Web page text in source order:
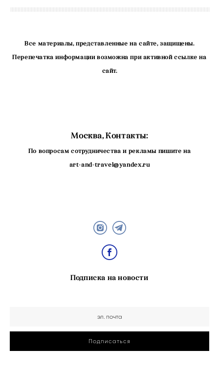
Все материалы, представленные на сайте, защищены.
Перепечатка информации возможна при активной ссылке на
сайт.
Москва, Контакты:
По вопросам сотрудничества и рекламы пишите на
art-and-travel@yandex.ru
Подписка на новости
Подписаться